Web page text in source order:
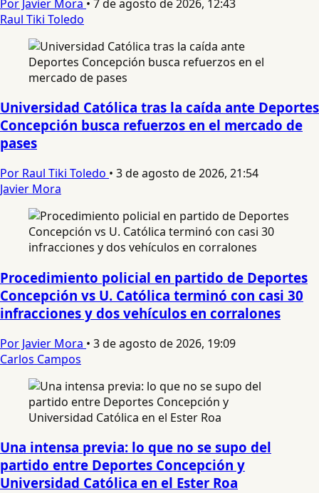
Por Javier Mora • 7 de agosto de 2026, 12:43
Raul Tiki Toledo
Universidad Católica tras la caída ante Deportes
Concepción busca refuerzos en el mercado de
pases
Por Raul Tiki Toledo • 3 de agosto de 2026, 21:54
Javier Mora
Procedimiento policial en partido de Deportes
Concepción vs U. Católica terminó con casi 30
infracciones y dos vehículos en corralones
Por Javier Mora • 3 de agosto de 2026, 19:09
Carlos Campos
Una intensa previa: lo que no se supo del
partido entre Deportes Concepción y
Universidad Católica en el Ester Roa